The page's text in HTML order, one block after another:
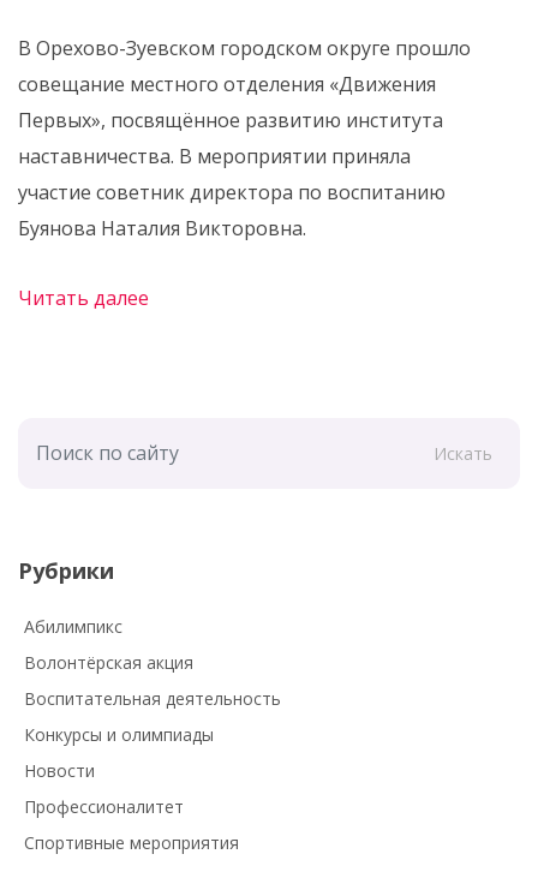
В Орехово-Зуевском городском округе прошло
совещание местного отделения «Движения
Первых», посвящённое развитию института
наставничества. В мероприятии приняла
участие советник директора по воспитанию
Буянова Наталия Викторовна.
Читать далее
Искать
Рубрики
Абилимпикс
Волонтёрская акция
Воспитательная деятельность
Конкурсы и олимпиады
Новости
Профессионалитет
Спортивные мероприятия